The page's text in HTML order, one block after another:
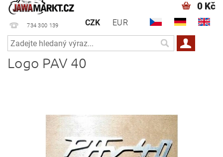
734 300 139 CZK EUR
0 Kč
Logo PAV 40